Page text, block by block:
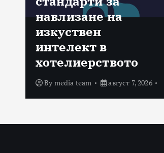
навлизане на
изкуствен
интелект в
хотелиерството
By media team август 7, 2026